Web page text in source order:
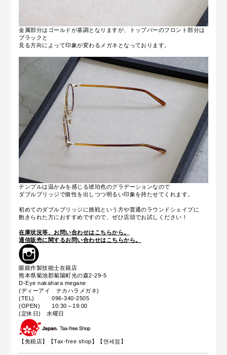
金属部分はゴールドが基調となりますが、トップバーのフロント部分は
ブラックと
見る方向によって印象が変わるメガネとなっております。
テンプルは温かみを感じる琥珀色のグラデーションなので
ダブルブリッジで個性を出しつつ明るい印象を持たせてくれます。
初めてのダブルブリッジに挑戦という方や普通のラウンドシェイプに
飽きられた方におすすめですので、ぜひ店頭でお試しください！
在庫状況等、お問い合わせはこちらから。
通信販売に関するお問い合わせはこちらから。
眼鏡作製技能士在籍店
熊本県菊池郡菊陽町光の森2-29-5
D-Eye nakahara megane
(ディーアイ ナカハラメガネ)
(TEL) 096-340-2505
(OPEN) 10:30～19:00
(定休日) 水曜日
【免税店】【Tax-free shop】【면세점】